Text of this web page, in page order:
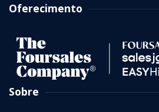
Oferecimento
Sobre